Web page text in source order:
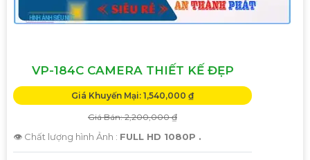
VP-184C CAMERA THIẾT KẾ ĐẸP
Giá Khuyến Mại: 1,540,000 ₫
Giá Bán: 2,200,000 ₫
👁 Chất lượng hình Ảnh : FULL HD 1080P .